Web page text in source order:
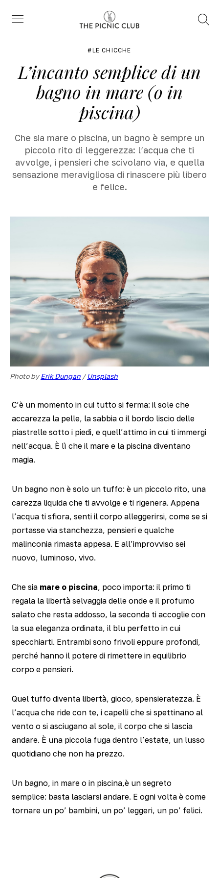
Menu
Trova
LE CHICCHE
L’incanto semplice di un
bagno in mare (o in
piscina)
Che sia mare o piscina, un bagno è sempre un
piccolo rito di leggerezza: l’acqua che ti
avvolge, i pensieri che scivolano via, e quella
sensazione meravigliosa di rinascere più libero
e felice.
Photo by Erik Dungan / Unsplash
C’è un momento in cui tutto si ferma: il sole che
accarezza la pelle, la sabbia o il bordo liscio delle
piastrelle sotto i piedi, e quell’attimo in cui ti immergi
nell’acqua. È lì che il mare e la piscina diventano
magia.
Un bagno non è solo un tuffo: è un piccolo rito, una
carezza liquida che ti avvolge e ti rigenera. Appena
l’acqua ti sfiora, senti il corpo alleggerirsi, come se si
portasse via stanchezza, pensieri e qualche
malinconia rimasta appesa. E all’improvviso sei
nuovo, luminoso, vivo.
Che sia mare o piscina, poco importa: il primo ti
regala la libertà selvaggia delle onde e il profumo
salato che resta addosso, la seconda ti accoglie con
la sua eleganza ordinata, il blu perfetto in cui
specchiarti. Entrambi sono frivoli eppure profondi,
perché hanno il potere di rimettere in equilibrio
corpo e pensieri.
Quel tuffo diventa libertà, gioco, spensieratezza. È
l’acqua che ride con te, i capelli che si spettinano al
vento o si asciugano al sole, il corpo che si lascia
andare. È una piccola fuga dentro l’estate, un lusso
quotidiano che non ha prezzo.
Un bagno, in mare o in piscina,è un segreto
semplice: basta lasciarsi andare. E ogni volta è come
tornare un po’ bambini, un po’ leggeri, un po’ felici.